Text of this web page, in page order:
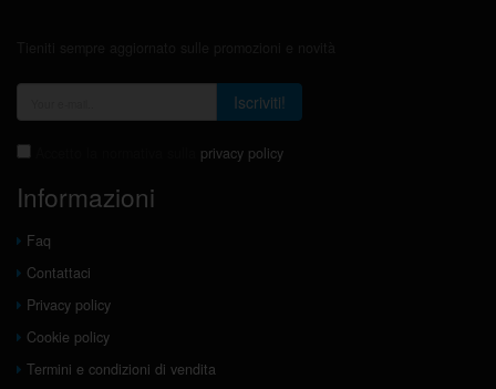
Iscriviti!
privacy policy
Informazioni
Faq
Contattaci
Privacy policy
Cookie policy
Termini e condizioni di vendita